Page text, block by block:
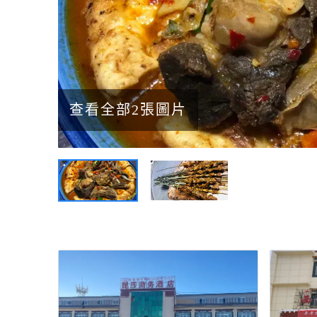
查看全部2張圖片